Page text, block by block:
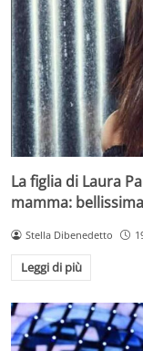
La figlia di Laura
mamma: bellissima
Stella Dibenedetto
Leggi di più